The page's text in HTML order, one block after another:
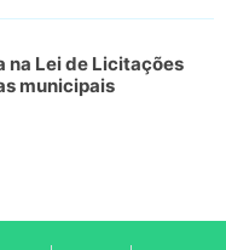
na Lei de Licitações
municipais